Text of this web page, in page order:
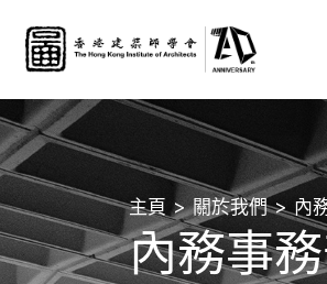
主頁 關於我們 內
內務事